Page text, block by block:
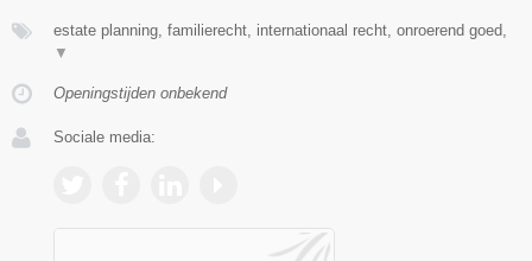
estate planning, familierecht, internationaal recht, onroerend goed,
▼
Openingstijden onbekend
Sociale media: